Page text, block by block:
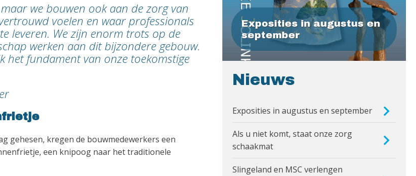
we bouwen ook aan de zorg van
voelen en waar professionals
leveren. We zijn enorm trots op de
werken aan dit bijzondere gebouw.
het fundament van onze toekomstige
gehesen, kregen de bouwmedewerkers een
een knipoog naar het traditionele
Exposities in augustus en
september
Nieuws
Exposities in augustus en september
Als u niet komt, staat onze zorg
schaakmat
Slingeland en MSC verlengen